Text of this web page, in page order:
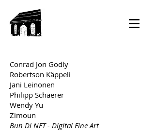
Conrad Jon Godly
Robertson Käppeli
Jani Leinonen
Philipp Schaerer
Wendy Yu
Zimoun
Bun Di NFT - Digital Fine Art